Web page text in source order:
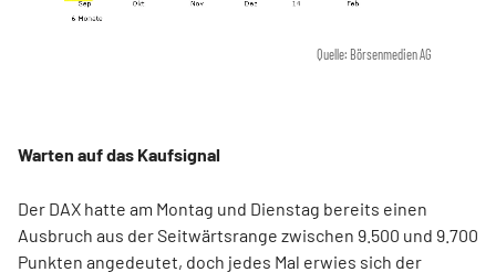
Quelle: Börsenmedien AG
Warten auf das Kaufsignal
Der DAX hatte am Montag und Dienstag bereits einen
Ausbruch aus der Seitwärtsrange zwischen 9.500 und 9.700
Punkten angedeutet, doch jedes Mal erwies sich der